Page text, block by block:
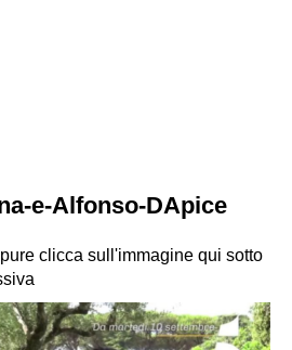
e-Alfonso-DApice
clicca sull'immagine qui sotto